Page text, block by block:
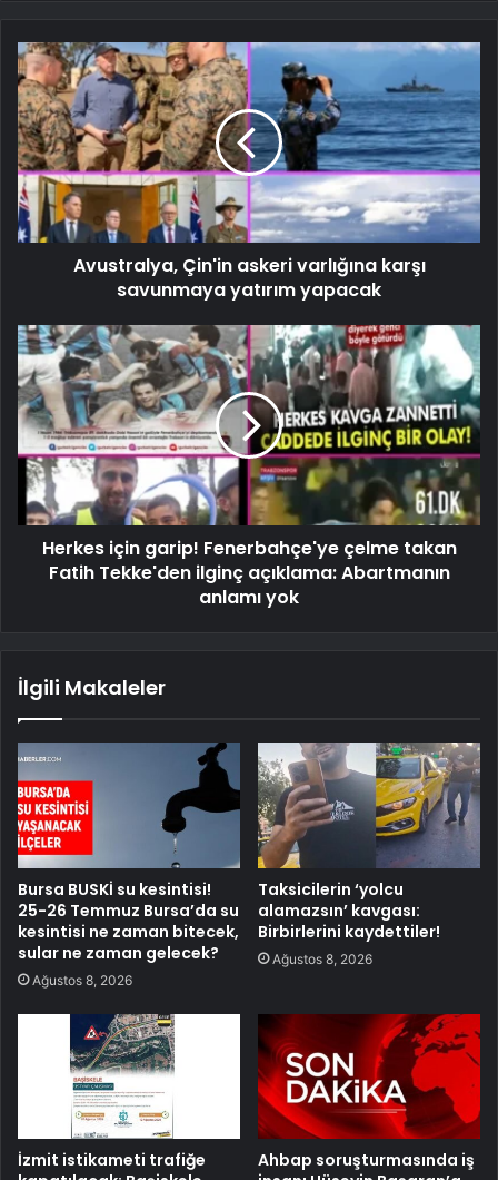
Avustralya, Çin'in askeri varlığına karşı
savunmaya yatırım yapacak
Herkes için garip! Fenerbahçe'ye çelme takan
Fatih Tekke'den ilginç açıklama: Abartmanın
anlamı yok
İlgili Makaleler
Bursa BUSKİ su kesintisi!
25-26 Temmuz Bursa’da su
kesintisi ne zaman bitecek,
sular ne zaman gelecek?
Ağustos 8, 2026
Taksicilerin ‘yolcu
alamazsın’ kavgası:
Birbirlerini kaydettiler!
Ağustos 8, 2026
İzmit istikameti trafiğe
Ahbap soruşturmasında iş